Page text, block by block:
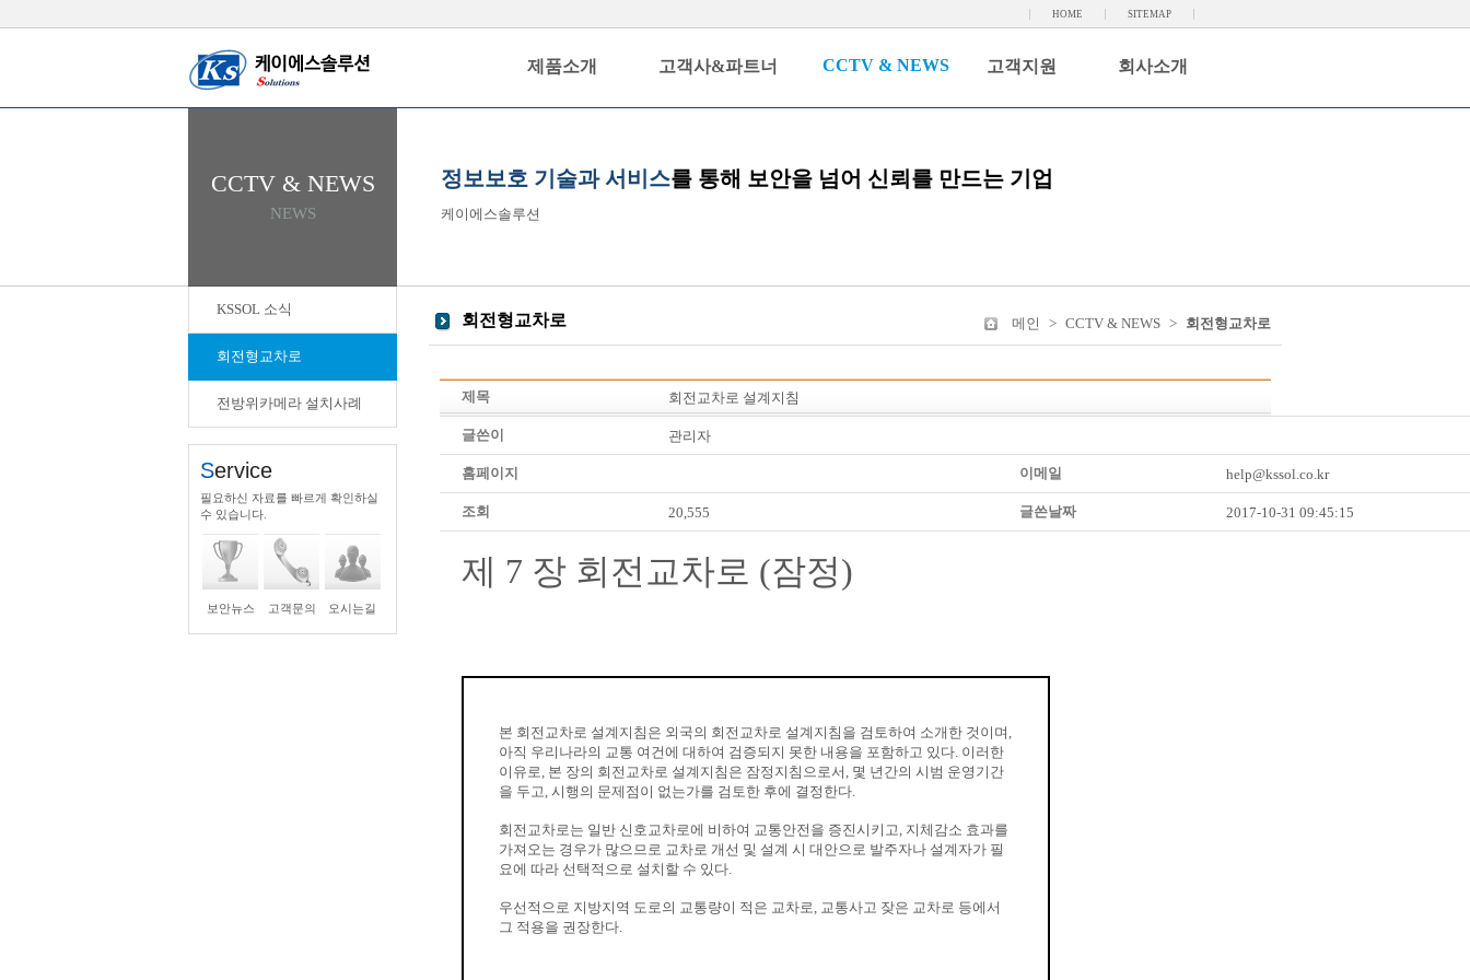
HOME SITEMAP
제품소개 고객사&파트너 CCTV & NEWS 고객지원 회사소개
CCTV & NEWS
NEWS
정보보호 기술과 서비스를 통해 보안을 넘어 신뢰를 만드는 기업
케이에스솔루션
KSSOL 소식
회전형교차로
전방위카메라 설치사례
Service
필요하신 자료를 빠르게 확인하실
수 있습니다.
보안뉴스 고객문의 오시는길
회전형교차로 메인 > CCTV & NEWS > 회전형교차로
제목 회전교차로 설계지침
글쓴이 관리자
홈페이지 이메일 help@kssol.co.kr
조회 20,555 글쓴날짜 2017-10-31 09:45:15
제 7 장 회전교차로 (잠정)
본 회전교차로 설계지침은 외국의 회전교차로 설계지침을 검토하여 소개한 것이며,
아직 우리나라의 교통 여건에 대하여 검증되지 못한 내용을 포함하고 있다. 이러한
이유로, 본 장의 회전교차로 설계지침은 잠정지침으로서, 몇 년간의 시범 운영기간
을 두고, 시행의 문제점이 없는가를 검토한 후에 결정한다.
회전교차로는 일반 신호교차로에 비하여 교통안전을 증진시키고, 지체감소 효과를
가져오는 경우가 많으므로 교차로 개선 및 설계 시 대안으로 발주자나 설계자가 필
요에 따라 선택적으로 설치할 수 있다.
우선적으로 지방지역 도로의 교통량이 적은 교차로, 교통사고 잦은 교차로 등에서
그 적용을 권장한다.